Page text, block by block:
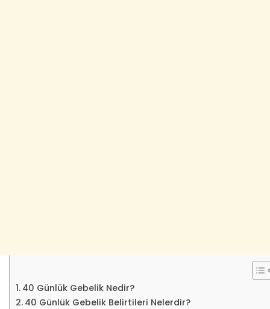
40 Günlük Gebelik Nedir?
40 Günlük Gebelik Belirtileri Nelerdir?